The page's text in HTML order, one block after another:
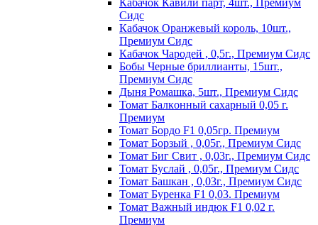
Кабачок Кавили парт, 4шт., Премиум
Сидс
Кабачок Оранжевый король, 10шт.,
Премиум Сидс
Кабачок Чародей , 0,5г., Премиум Сидс
Бобы Черные бриллианты, 15шт.,
Премиум Сидс
Дыня Ромашка, 5шт., Премиум Сидс
Томат Бaлкoнный caxapный 0,05 г.
Пpeмиyм
Томат Бордо F1 0,05гр. Премиум
Томат Борзый , 0,05г., Премиум Сидс
Томат Биг Свит , 0,03г., Премиум Сидс
Томат Буслай , 0,05г., Премиум Сидс
Томат Башкан , 0,03г., Премиум Сидс
Томат Буренка F1 0,03. Премиум
Томат Baжный индюк F1 0,02 г.
Пpeмиyм